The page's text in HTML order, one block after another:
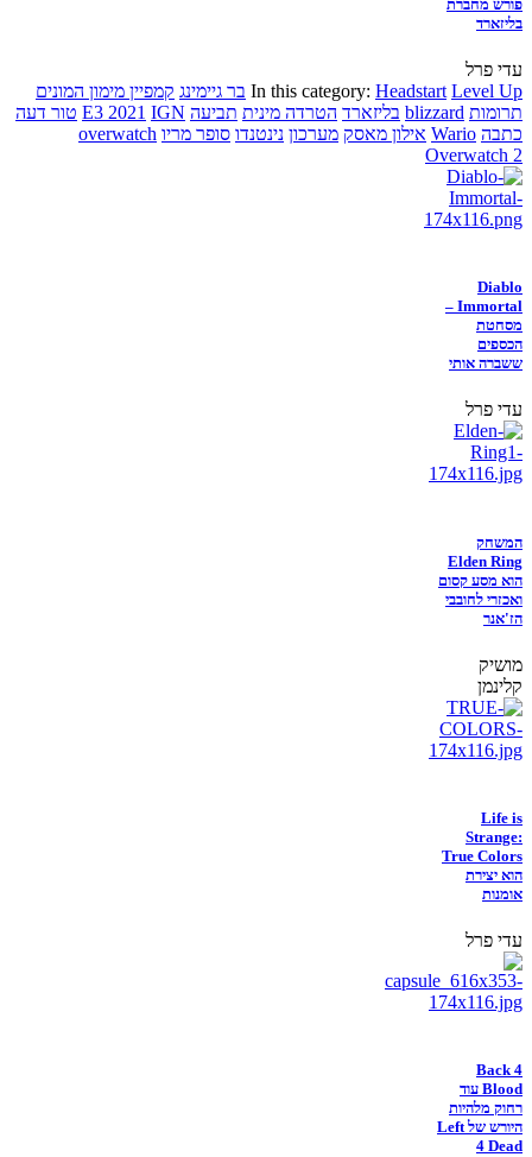
פורש מחברת
בליזארד
עדי פרל
In this category: Headstart Level Up בר גיימינג קמפיין מימון המונים
תרומות blizzard בליזארד הטרדה מינית תביעה E3 2021 IGN
טור דעה
כתבה Wario אילון מאסק מערכון נינטנדו סופר מריו overwatch
Overwatch 2
Diablo
Immortal –
מסחטת
הכספים
ששברה אותי
עדי פרל
המשחק
Elden Ring
הוא מסע קסום
ואכזרי לחובבי
הז'אנר
מושיק
קלינמן
Life is
Strange:
True Colors
הוא יצירת
אומנות
עדי פרל
Back 4
Blood עוד
רחוק מלהיות
היורש של Left
4 Dead